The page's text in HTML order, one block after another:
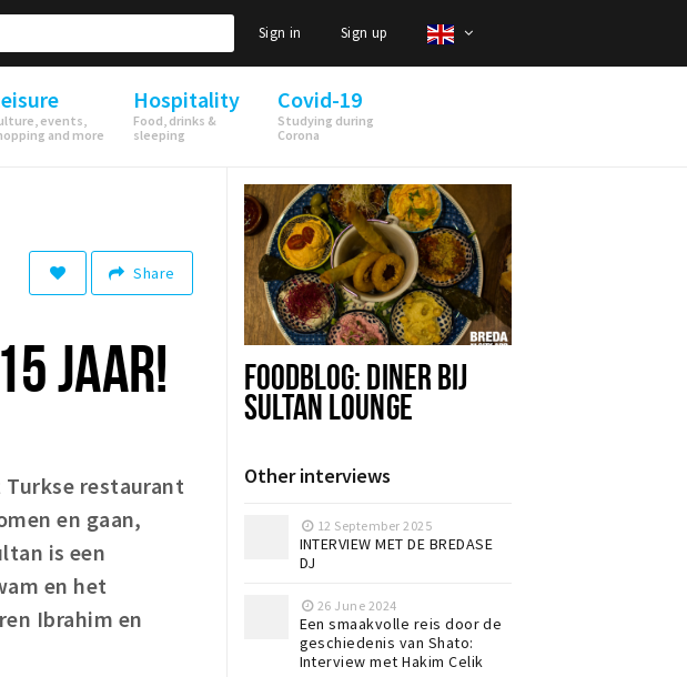
Sign in Sign up
events,
and more
Hospitality
Food, drinks &
sleeping
Covid-19
Studying during
Corona
Share
JAAR!
restaurant
en gaan,
is een
en het
Ibrahim en
FOODBLOG: DINER BIJ
SULTAN LOUNGE
Other interviews
12 September 2025
INTERVIEW MET DE BREDASE
DJ
26 June 2024
Een smaakvolle reis door de
geschiedenis van Shato:
Interview met Hakim Celik